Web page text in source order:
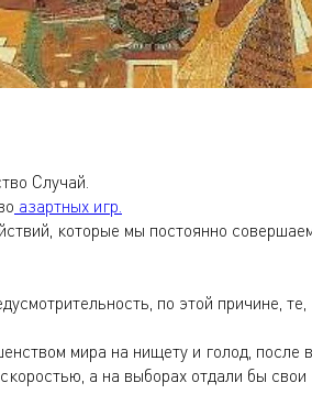
Случай.
азартных игр.
которые мы постоянно
по этой причине,
мира на нищету и голод, после
а на выборах отдали бы свои